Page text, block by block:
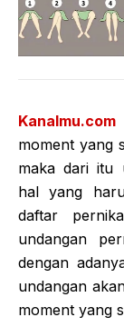
moment yang
maka dari itu
hal yang
daftar
undangan
dengan
undangan
moment yang